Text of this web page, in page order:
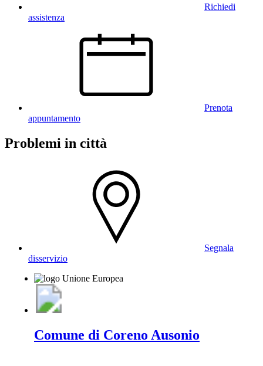
Richiedi
assistenza
Prenota
appuntamento
Problemi in città
Segnala
disservizio
Comune di Coreno Ausonio